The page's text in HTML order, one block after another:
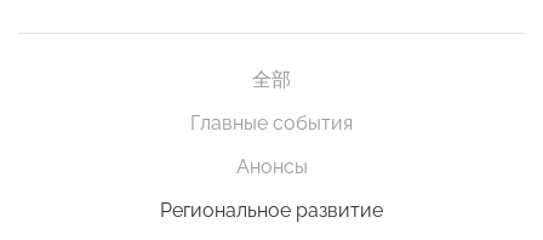
全部
Главные события
Анонсы
Региональное развитие